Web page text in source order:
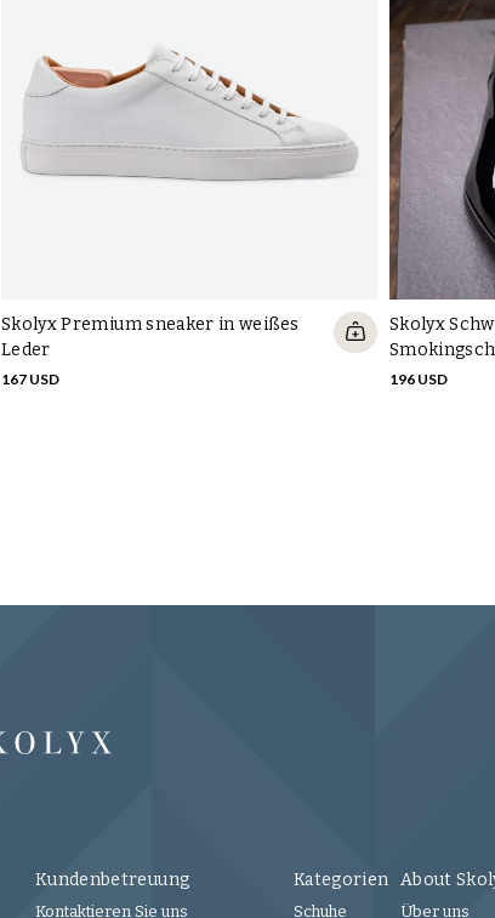
Skolyx Premium sneaker in weißes
Leder
167 USD
Skolyx
196 USD
Kundenbetreuung
Kontaktieren Sie uns
Kategorien
Schuhe
About
Über uns